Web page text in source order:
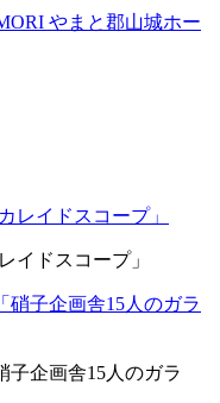
やまと郡山城ホー
イドスコープ」
子企画舎15人のガラ